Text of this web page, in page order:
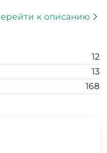
к описанию
12
13
168